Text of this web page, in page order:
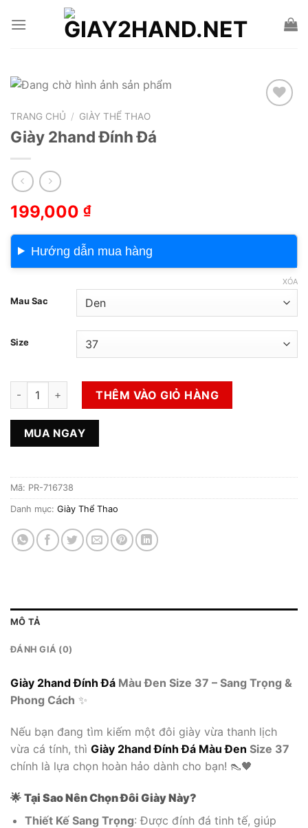
TRANG CHỦ / GIÀY THỂ THAO
Giày 2hand Đính Đá
199,000 ₫
Hướng dẫn mua hàng
Mau Sac
Size
XÓA
Giày 2hand Đính Đá số lượngTHÊM VÀO GIỎ HÀNG
MUA NGAY
Mã: PR-716738
Danh mục: Giày Thể Thao
MÔ TẢ
ĐÁNH GIÁ (0)
Giày 2hand Đính Đá Màu Đen Size 37 – Sang Trọng &
Phong Cách ✨
Nếu bạn đang tìm kiếm một đôi giày vừa thanh lịch
vừa cá tính, thì Giày 2hand Đính Đá Màu Đen Size 37
chính là lựa chọn hoàn hảo dành cho bạn! 👠🖤
🌟 Tại Sao Nên Chọn Đôi Giày Này?
Thiết Kế Sang Trọng: Được đính đá tinh tế, giúp